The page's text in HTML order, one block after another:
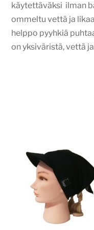
käytettäväksi ilman
ommeltu vettä ja
helppo pyyhkiä
on yksiväristä, vettä